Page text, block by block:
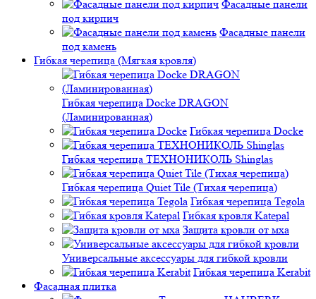
Фасадные панели
под кирпич
Фасадные панели
под камень
Гибкая черепица (Мягкая кровля)
Гибкая черепица Docke DRAGON
(Ламинированная)
Гибкая черепица Docke
Гибкая черепица ТЕХНОНИКОЛЬ Shinglas
Гибкая черепица Quiet Tile (Тихая черепица)
Гибкая черепица Tegola
Гибкая кровля Katepal
Защита кровли от мха
Универсальные аксессуары для гибкой кровли
Гибкая черепица Kerabit
Фасадная плитка